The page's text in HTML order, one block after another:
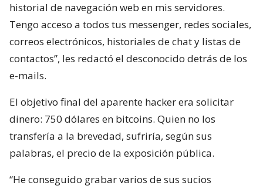
historial de navegación web en mis servidores.
Tengo acceso a todos tus messenger, redes sociales,
correos electrónicos, historiales de chat y listas de
contactos”, les redactó el desconocido detrás de los
e-mails.
El objetivo final del aparente hacker era solicitar
dinero: 750 dólares en bitcoins. Quien no los
transfería a la brevedad, sufriría, según sus
palabras, el precio de la exposición pública.
“He conseguido grabar varios de sus sucios